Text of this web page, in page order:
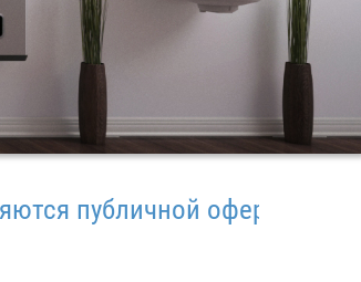
офертой.